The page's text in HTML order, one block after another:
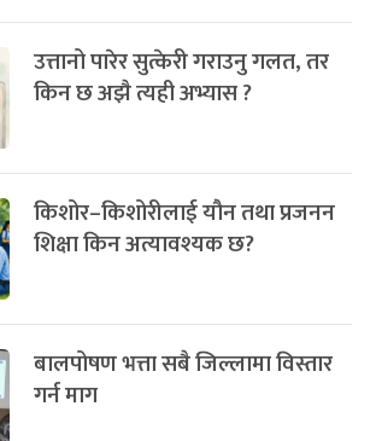
उत्तानो पारेर सुत्केरी गराउनु गलत, तर
किन छ अझै त्यही अभ्यास ?
किशोर–किशोरीलाई यौन तथा प्रजनन
शिक्षा किन अत्यावश्यक छ?
बालपोषण भत्ता सबै जिल्लामा विस्तार
गर्न माग